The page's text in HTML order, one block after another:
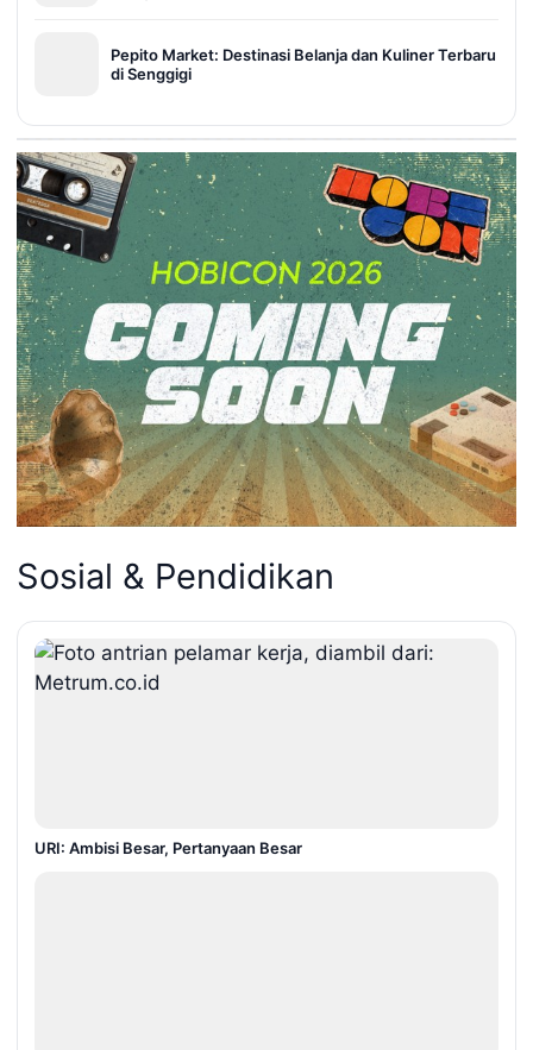
Pepito Market: Destinasi Belanja dan Kuliner Terbaru
di Senggigi
Sosial & Pendidikan
URI: Ambisi Besar, Pertanyaan Besar